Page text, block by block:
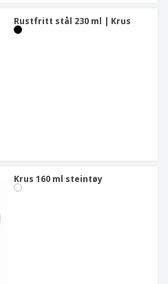
Rustfritt stål 230 ml | Krus
Krus 160 ml steintøy